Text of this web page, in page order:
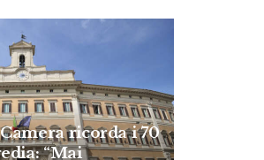
ricorda i 70
“Mai